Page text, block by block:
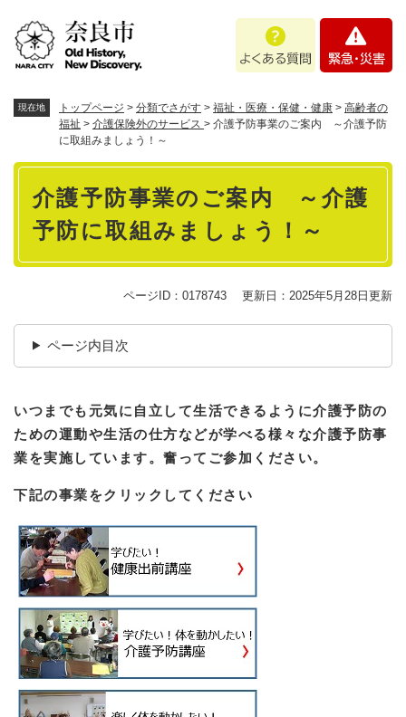
あ
問
・
現在地 トップページ > 分類でさがす > 福祉・医療・保健・健康 > 高齢者の
福祉 > 介護保険外のサービス > 介護予防事業のご案内 ～介護予防
に取組みましょう！～
本
介護予防事業のご案内 ～介護
予防に取組みましょう！～
ページID：0178743 更新日：2025年5月28日更新
ページ内目次
いつまでも元気に自立して生活できるように介護予防の
ための運動や生活の仕方などが学べる様々な介護予防事
業を実施しています。奮ってご参加ください。
下記の事業をクリックしてください